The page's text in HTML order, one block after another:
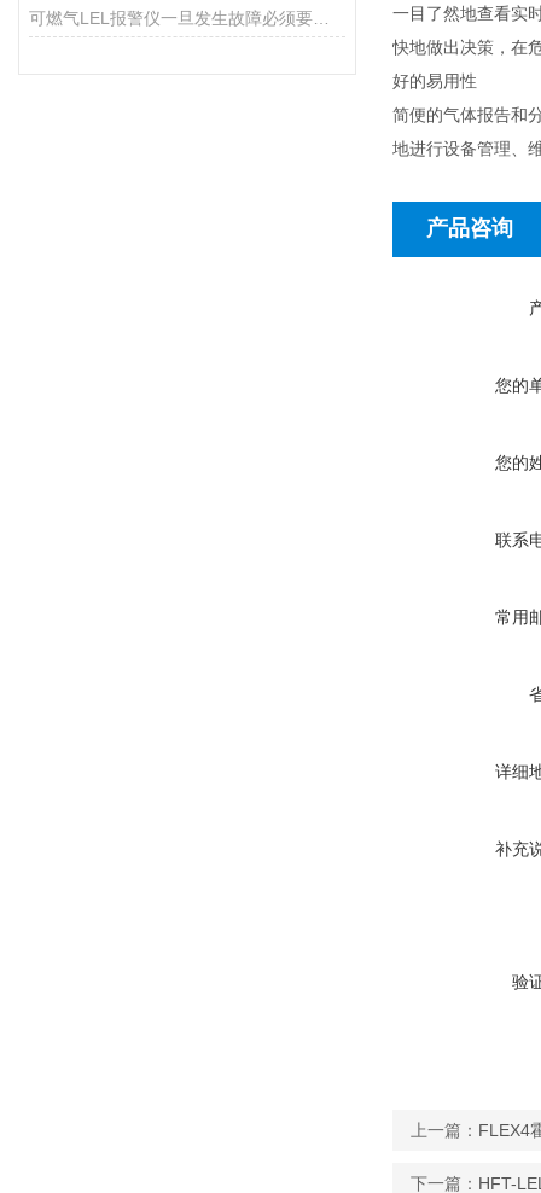
一目了然地查看实
快地做出决策，在
好的易用性
简便的气体报告和
地进行设备管理、
产品咨询
您的
您的
联系
常用
详细
补充
验
上一篇： FLEX4
下一篇： HFT-